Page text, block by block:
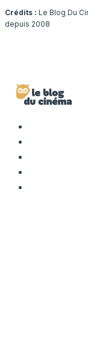
Crédits : Le Blog Du
depuis 2008